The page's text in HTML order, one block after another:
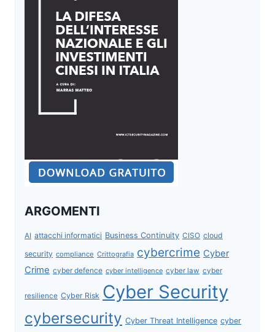
ARGOMENTI
AI attacchi informatici Business Continuity CISO cloud
security compliance Crittografia cybercrime Cyber
Crime cyber defence cyber intelligence cyber law cyber
resilience Cyber Risk Cyber Security
cybersecurity Cyber Threat Intelligence cyber